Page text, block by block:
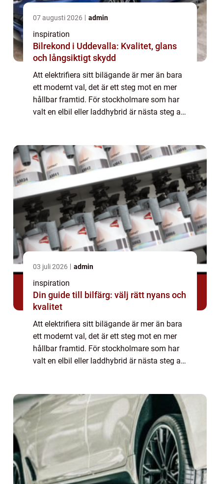
07 augusti 2026 admin
inspiration
Bilrekond i Uddevalla: Kvalitet, glans
och långsiktigt skydd
Att elektrifiera sitt bilägande är mer än bara
ett modernt val, det är ett steg mot en mer
hållbar framtid. För stockholmare som har
valt en elbil eller laddhybrid är nästa steg att
03 juli 2026 admin
inspiration
Din guide till bilfärg: välj rätt nyans och
kvalitet
Att elektrifiera sitt bilägande är mer än bara
ett modernt val, det är ett steg mot en mer
hållbar framtid. För stockholmare som har
valt en elbil eller laddhybrid är nästa steg att